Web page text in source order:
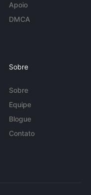
Apoio
DMCA
Sobre
Sobre
Equipe
Blogue
Contato